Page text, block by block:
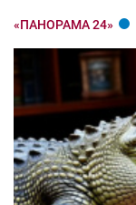
«ПАНОРАМА 24»